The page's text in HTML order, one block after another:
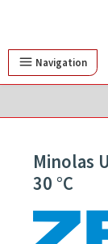
Zum Hauptinhalt
Navigation
Minolas
30 °C